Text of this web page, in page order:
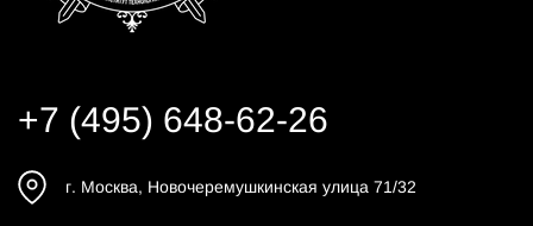
+7 (495) 648-62-26
г. Москва, Новочеремушкинская улица 71/32